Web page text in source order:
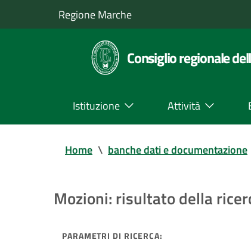
Regione Marche
Consiglio regionale
Istituzione Attività
Home \ banche dati e documentazione
Mozioni: risultato della
PARAMETRI DI RICERCA: